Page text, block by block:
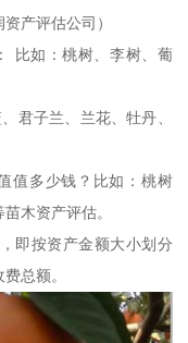
产评估公司）
比如：桃树、李树、葡
君子兰、兰花、牡丹、
值多少钱？比如：桃树
木资产评估。
即按资产金额大小划分
总额。